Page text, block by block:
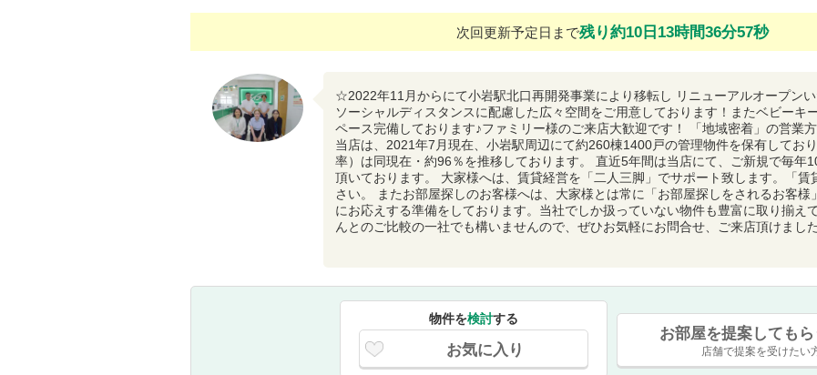
次回更新予定日まで残り約10日13時間36分56秒
☆2022年11月からにて小岩駅北口再開発事業により移転し リニューアルオープン
ソーシャルディスタンスに配慮した広々空間をご用意しております！またベビーキ
ペース完備しております♪ファミリー様のご来店大歓迎です！ 「地域密着」の営業
当店は、2021年7月現在、小岩駅周辺にて約260棟1400戸の管理物件を保有してお
率）は同現在・約96％を推移しております。 直近5年間は当店にて、ご新規で毎年
頂いております。 大家様へは、賃貸経営を「二人三脚」でサポート致します。「賃
さい。 またお部屋探しのお客様へは、大家様とは常に「お部屋探しをされるお客
にお応えする準備をしております。当社でしか扱っていない物件も豊富に取り揃え
んとのご比較の一社でも構いませんので、ぜひお気軽にお問合せ、ご来店頂けまし
物件を検討する
お気に入り
お部屋を提案してもら
店舗で提案を受けたい